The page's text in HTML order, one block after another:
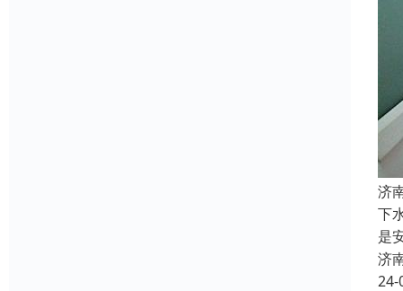
济
下
是
济
24-